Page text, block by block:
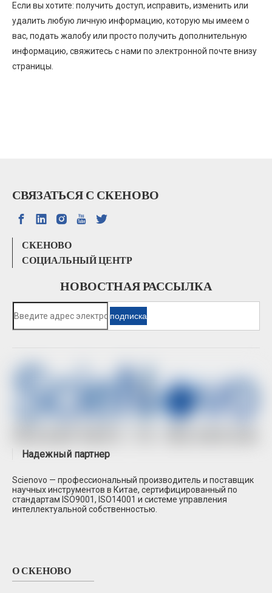
Если вы хотите: получить доступ, исправить, изменить или
удалить любую личную информацию, которую мы имеем о
вас, подать жалобу или просто получить дополнительную
информацию, свяжитесь с нами по электронной почте внизу
страницы.
СВЯЗАТЬСЯ С СКЕНОВО
СКЕНОВО
СОЦИАЛЬНЫЙ ЦЕНТР
НОВОСТНАЯ РАССЫЛКА
подписка
Надежный партнер
Scienovo — профессиональный производитель и поставщик
научных инструментов в Китае, сертифицированный по
стандартам ISO9001, ISO14001 и системе управления
интеллектуальной собственностью.
О СКЕНОВО